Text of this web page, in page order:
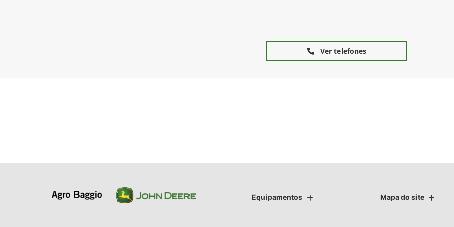
Ver telefones
Equipamentos Mapa do site